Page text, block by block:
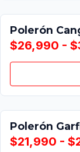
Polerón
$26,990 -
Polerón
$21,990 -